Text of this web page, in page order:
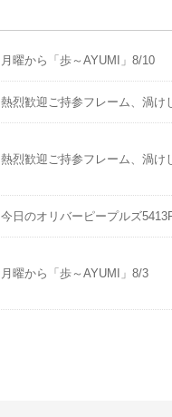
月曜から「歩～AYUMI」8/10
熱烈歓迎ご持参フレーム、渦
熱烈歓迎ご持参フレーム、渦け
今日のオリバーピープルズ
月曜から「歩～AYUMI」8/3